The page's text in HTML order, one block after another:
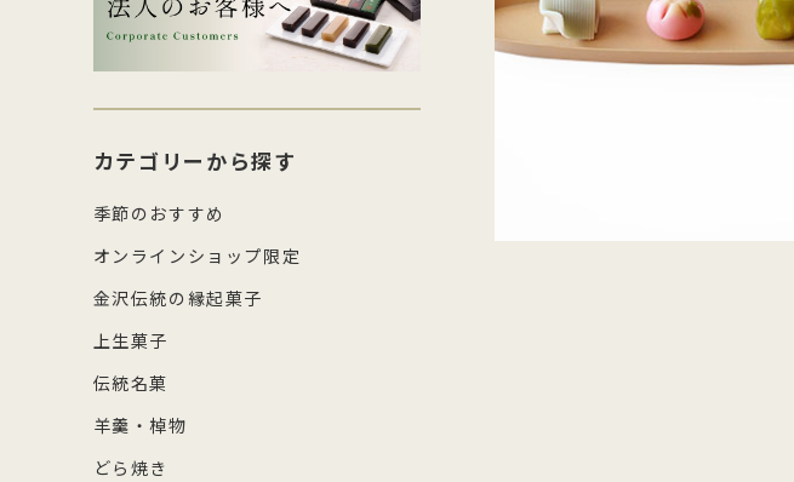
涼菓
キッズわがし
和菓子作り体験セット
雑貨・書籍
本三名菓の随一と称えられておりま
す。
強い求肥で包み上げ、紅白の和
糖を贅沢にまぶした森八の代表名
ばしい加賀のもなか種としっとりと
したこし餡が魅力
産小豆のつぶあんを包み込んだ
の森八定番菓子
カテゴリーから探す
季節のおすすめ
オンラインショップ限定
金沢伝統の縁起菓子
上生菓子
伝統名菓
羊羹・棹物
どら焼き